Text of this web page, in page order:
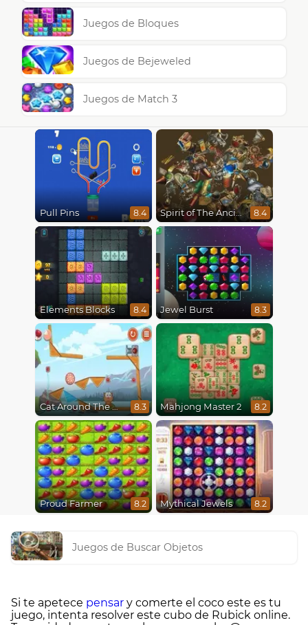
Juegos de Bloques
Juegos de Bejeweled
Juegos de Match 3
Pull Pins 8.4 Spirit of The Ancient Forest 8.4
Elements Blocks 8.4 Jewel Burst 8.3
Cat Around The World 8.3 Mahjong Master 2 8.2
Proud Farmer 8.2 Mythical Jewels 8.2
Juegos de Buscar Objetos
Si te apetece pensar y comerte el coco este es tu
juego, intenta resolver este cubo de Rubick online.